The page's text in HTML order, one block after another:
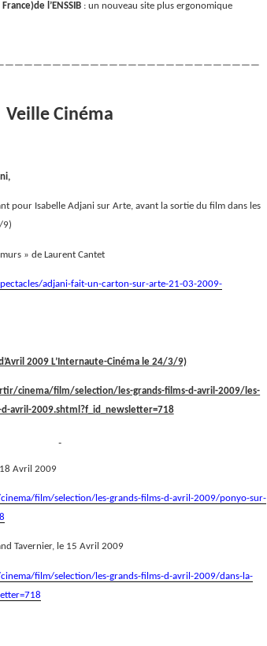
l’ENSSIB : un nouveau site plus ergonomique
Veille Cinéma
pour Isabelle Adjani sur Arte, avant la sortie du film dans les
9)
» de Laurent Cantet
adjani-fait-un-carton-sur-arte-21-03-2009-
2009 L’Internaute-Cinéma le 24/3/9)
cinema/film/selection/les-grands-films-d-avril-2009/les-
d-avril-2009.shtml?f_id_newsletter=718
Avril 2009
film/selection/les-grands-films-d-avril-2009/ponyo-sur-
Tavernier, le 15 Avril 2009
film/selection/les-grands-films-d-avril-2009/dans-la-